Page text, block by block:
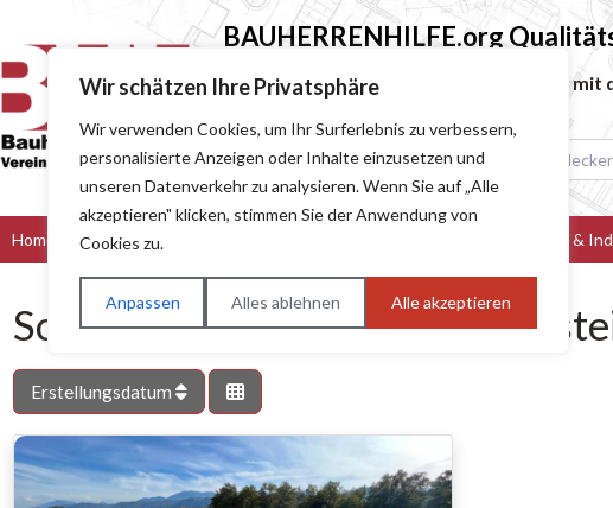
Wir schätzen Ihre Privatsphäre
Wir verwenden Cookies, um Ihr Surferlebnis zu verbessern,
personalisierte Anzeigen oder Inhalte einzusetzen und
unseren Datenverkehr zu analysieren. Wenn Sie auf „Alle
akzeptieren" klicken, stimmen Sie der Anwendung von
Cookies zu.
Anpassen Alles ablehnen Alle akzeptieren
BAUHERRENHILFE.org
Sie finden hier nur Qualitätsbetriebe, die mit
Suchen nach (z.B. Baumeister oder Dachdecker)
Home Bau & Handwerk Hersteller &
Schlagwort: Holzspan-
Erstellungsdatum